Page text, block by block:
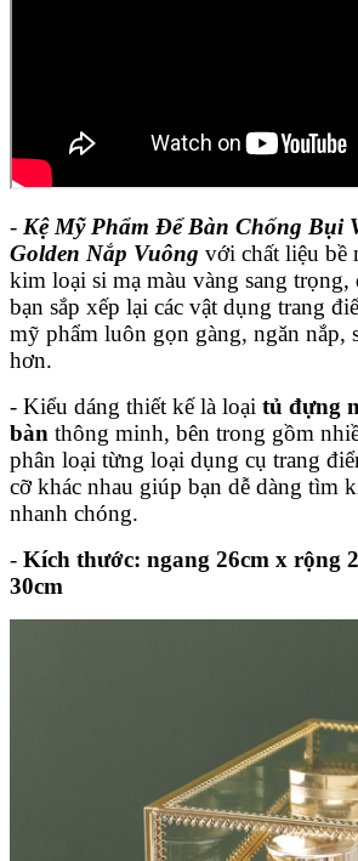
- Kệ Mỹ Phẩm Để Bàn Chống Bụi
Golden Nắp Vuông với chất liệu bề
kim loại si mạ màu vàng sang trọng,
bạn sắp xếp lại các vật dụng trang
mỹ phẩm luôn gọn gàng, ngăn nắp,
hơn.
- Kiểu dáng thiết kế là loại tủ đựng
bàn thông minh, bên trong gồm
phân loại từng loại dụng cụ trang
cỡ khác nhau giúp bạn dễ dàng tìm
nhanh chóng.
- Kích thước: ngang 26cm x rộng
30cm